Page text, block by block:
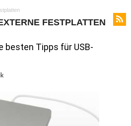
FESTPLATTEN
besten Tipps für USB-